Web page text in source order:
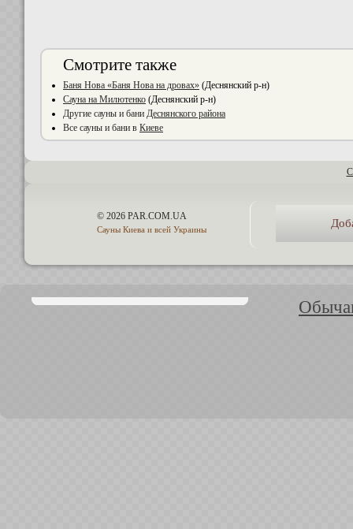
Смотрите также
Баня Нова «Баня Нова на дровах» (Деснянский р-н)
Сауна на Милютенко (Деснянский р-н)
Другие сауны и бани Деснянского района
Все сауны и бани в Киеве
© 2026 PAR.COM.UA
Сауны Киева и всей Украины